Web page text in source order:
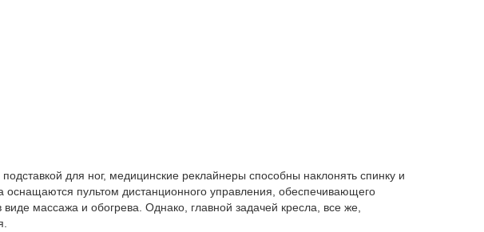
для ног, медицинские реклайнеры способны наклонять спинку и
пультом дистанционного управления, обеспечивающего
массажа и обогрева. Однако, главной задачей кресла, все же,